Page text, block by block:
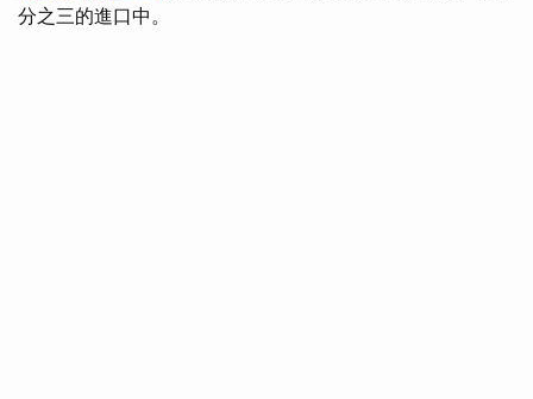
分之三的進口中。